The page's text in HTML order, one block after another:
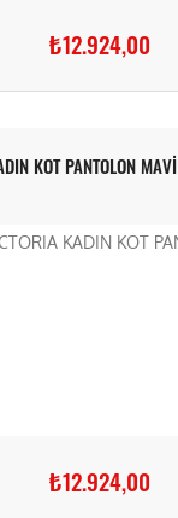
₺12.924,00
KOT PANTOLON MAVİ
₺12.924,00